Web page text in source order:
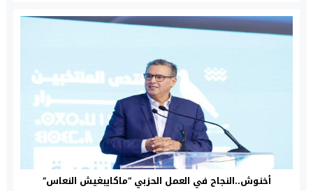
أخنوش..النجاح في العمل الحزبي “ماكايبغيش النعاس”